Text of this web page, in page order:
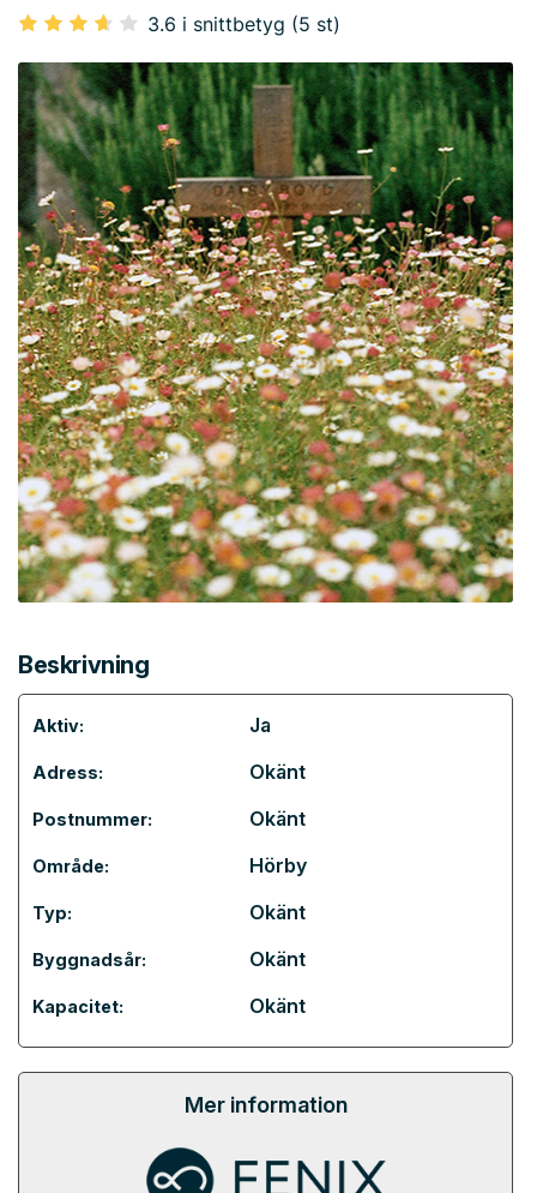
3.6 i snittbetyg (5 st)
Beskrivning
Aktiv: Ja
Adress: Okänt
Postnummer: Okänt
Område: Hörby
Typ: Okänt
Byggnadsår: Okänt
Kapacitet: Okänt
Mer information